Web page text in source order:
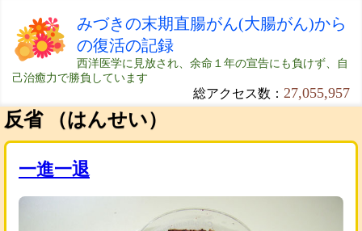
みづきの末期直腸がん(大腸がん)から
の復活の記録
西洋医学に見放され、余命１年の宣告にも負けず、自
己治癒力で勝負しています
総アクセス数： 27,055,957
反省 （はんせい）
一進一退